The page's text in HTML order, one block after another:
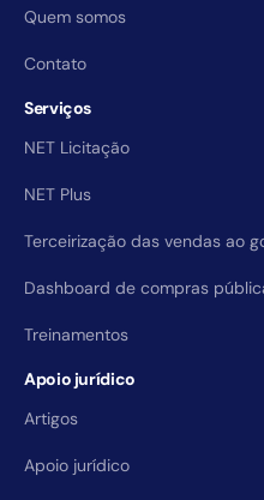
Quem somos
Contato
Serviços
NET Licitação
NET Plus
Terceirização das vendas ao
Dashboard de compras
Treinamentos
Apoio jurídico
Artigos
Apoio jurídico